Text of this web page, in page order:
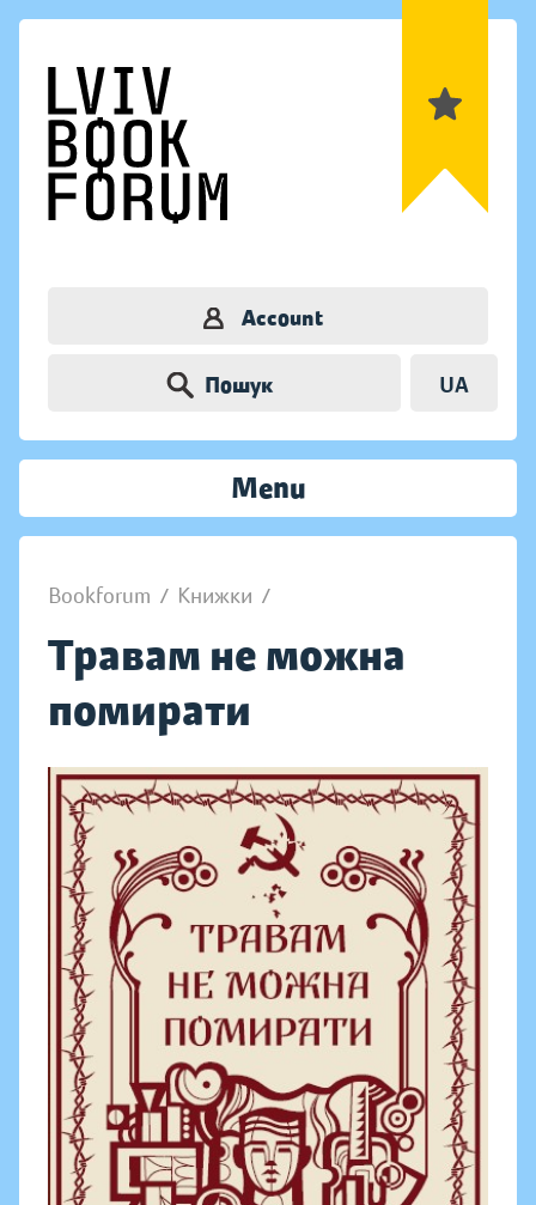
Account
Пошук UA
Menu
Bookforum / Книжки /
Травам не можна
помирати